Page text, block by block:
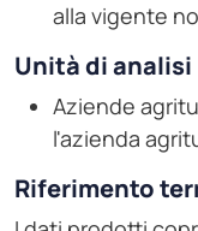
alla vigente
Unità di analisi
Aziende
l'azienda
Riferimento